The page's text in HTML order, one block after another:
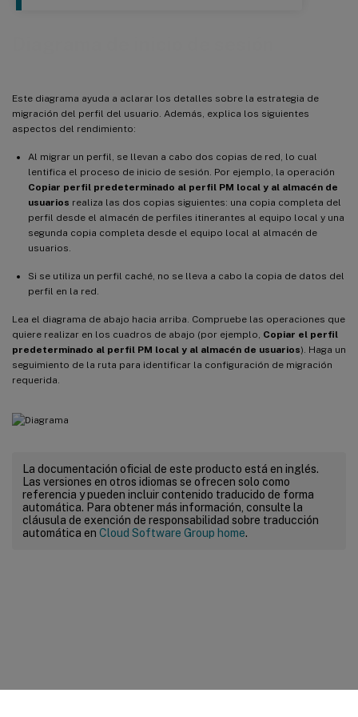
Este diagrama ayuda a aclarar los detalles sobre la estrategia de
migración del perfil del usuario. Además, explica los siguientes
aspectos del rendimiento:
Al migrar un perfil, se llevan a cabo dos copias de red, lo cual
lentifica el proceso de inicio de sesión. Por ejemplo, la operación
Copiar perfil predeterminado al perfil PM local y al almacén de
usuarios realiza las dos copias siguientes: una copia completa del
perfil desde el almacén de perfiles itinerantes al equipo local y una
segunda copia completa desde el equipo local al almacén de
usuarios.
Si se utiliza un perfil caché, no se lleva a cabo la copia de datos del
perfil en la red.
Lea el diagrama de abajo hacia arriba. Compruebe las operaciones que
quiere realizar en los cuadros de abajo (por ejemplo, Copiar el perfil
predeterminado al perfil PM local y al almacén de usuarios). Haga un
seguimiento de la ruta para identificar la configuración de migración
requerida.
La documentación oficial de este producto está en inglés.
Las versiones en otros idiomas se ofrecen solo como
referencia y pueden incluir contenido traducido de forma
automática. Para obtener más información, consulte la
cláusula de exención de responsabilidad sobre traducción
automática en Cloud Software Group home.